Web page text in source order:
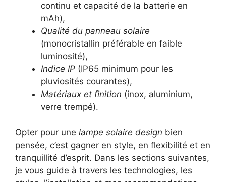
continu et capacité de la batterie en
mAh),
Qualité du panneau solaire
(monocristallin préférable en faible
luminosité),
Indice IP (IP65 minimum pour les
pluviosités courantes),
Matériaux et finition (inox, aluminium,
verre trempé).
Opter pour une lampe solaire design bien
pensée, c’est gagner en style, en flexibilité et en
tranquillité d’esprit. Dans les sections suivantes,
je vous guide à travers les technologies, les